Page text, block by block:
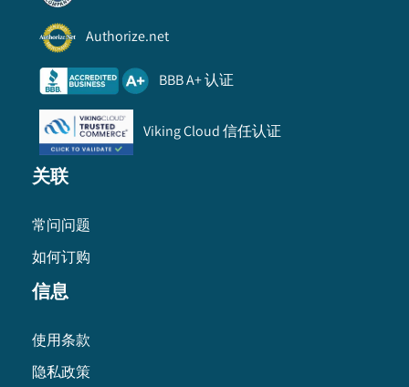
Authorize.net
BBB A+ 认证
Viking Cloud 信任认证
关联
常问问题
如何订购
信息
使用条款
隐私政策